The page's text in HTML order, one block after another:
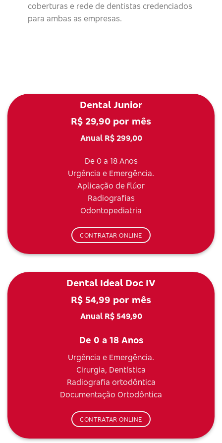
coberturas e rede de dentistas credenciados
para ambas as empresas.
Dental Junior
R$ 29,90 por mês
Anual R$ 299,00
De 0 a 18 Anos
Urgência e Emergência.
Aplicação de flúor
Radiografias
Odontopediatria
CONTRATAR ONLINE
Dental Ideal Doc IV
R$ 54,99 por mês
Anual R$ 549,90
De 0 a 18 Anos
Urgência e Emergência.
Cirurgia, Dentística
Radiografia ortodôntica
Documentação Ortodôntica
CONTRATAR ONLINE